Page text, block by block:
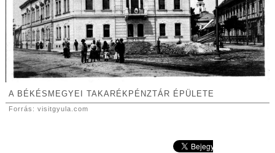
A BÉKÉSMEGYEI TAKARÉKPÉNZTÁR ÉPÜLETE
Forrás: visitgyula.com